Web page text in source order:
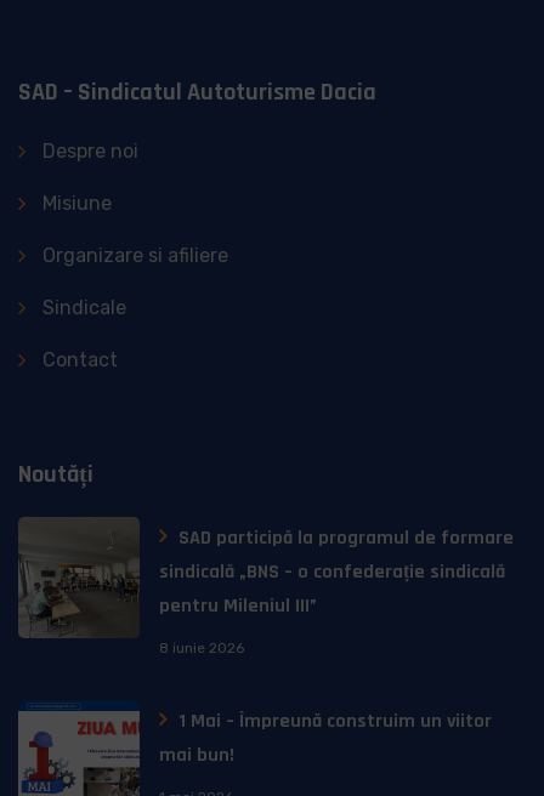
SAD – Sindicatul Autoturisme Dacia
Despre noi
Misiune
Organizare si afiliere
Sindicale
Contact
Noutăți
SAD participă la programul de formare
sindicală „BNS – o confederație sindicală
pentru Mileniul III”
8 iunie 2026
1 Mai – Împreună construim un viitor
mai bun!